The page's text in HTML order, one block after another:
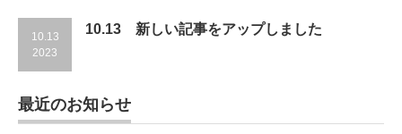
10.13
2023
10.13 新しい記事をアップしました
最近のお知らせ